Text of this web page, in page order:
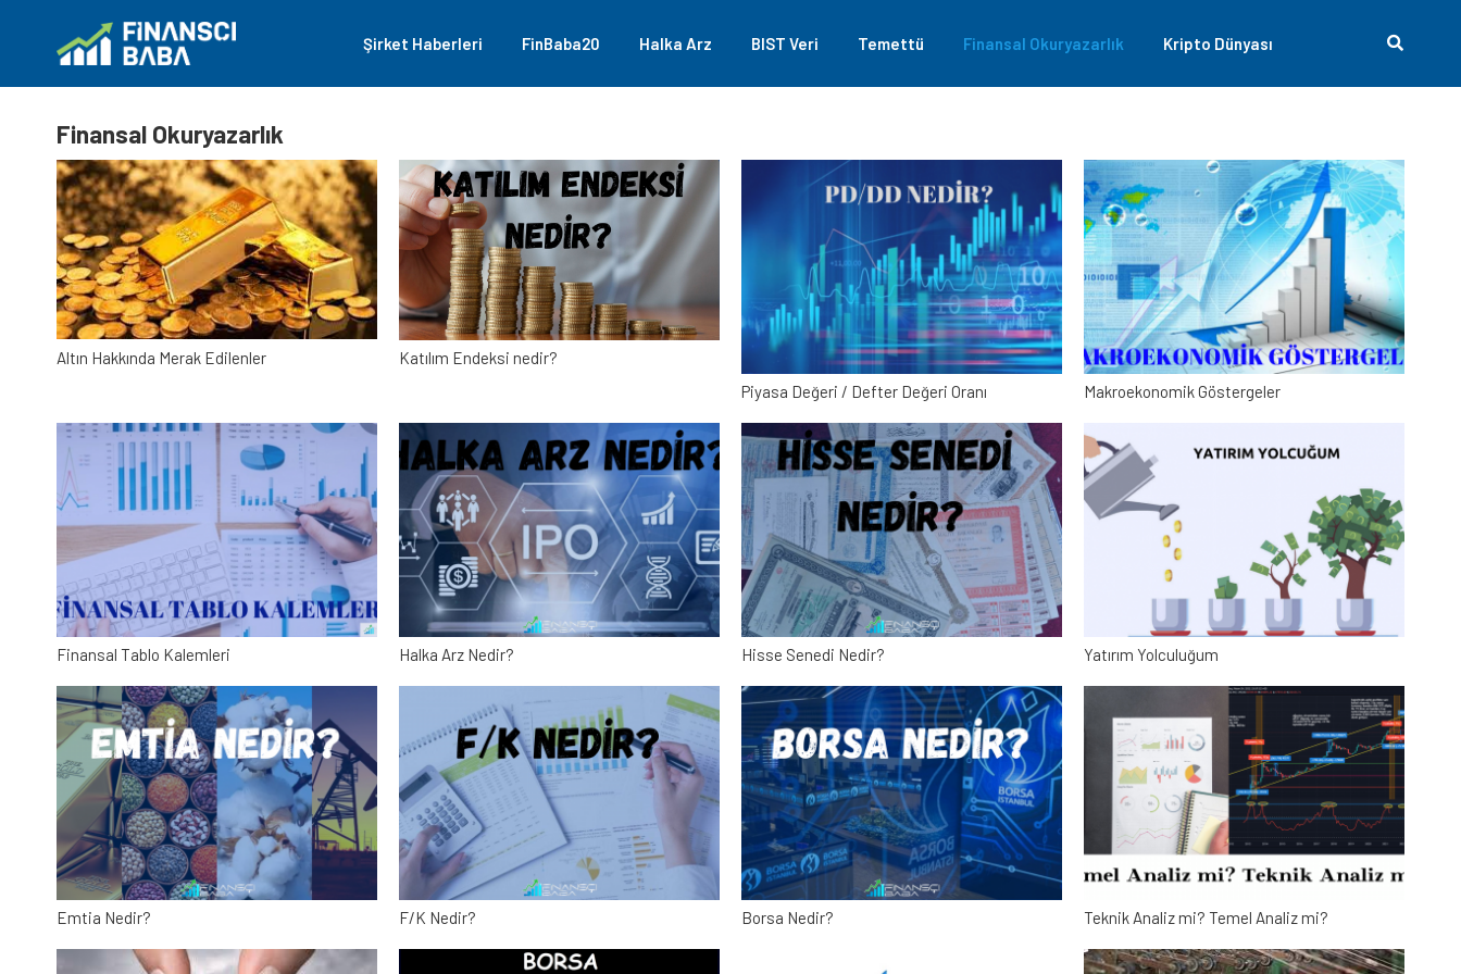
Şirket Haberleri FinBaba20 Halka Arz BIST Veri Temettü Finansal Okuryazarlık Kripto Dünyası
Finansal Okuryazarlık
Altın Hakkında Merak Edilenler
Katılım Endeksi nedir?
Piyasa Değeri / Defter Değeri Oranı
Makroekonomik Göstergeler
Finansal Tablo Kalemleri Halka Arz Nedir? Hisse Senedi Nedir? Yatırım Yolculuğum
Emtia Nedir? F/K Nedir? Borsa Nedir? Teknik Analiz mi? Temel Analiz mi?